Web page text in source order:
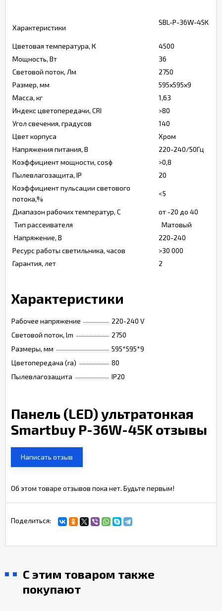
Характеристики
SBL-P-36W-45K
Цветовая температура, К
4500
Мощность, Вт
36
Световой поток, Лм
2750
Размер, мм
595х595х9
Масса, кг
1,63
Индекс цветопередачи, CRI
>80
Угол свечения, градусов
140
Цвет корпуса
Хром
Напряжения питания, В
220-240/50Гц
Коэффициент мощности, cosϕ
>0,8
Пылевлагозащита, IP
20
Коэффициент пульсации светового
потока,%
<5
Диапазон рабочих температур, С
от -20 до 40
Тип рассеивателя
Матовый
Напряжение, В
220-240
Ресурс работы светильника, часов
>30 000
Гарантия, лет
2
Характеристики
Рабочее напряжение
220-240 V
Световой поток, lm
2750
Размеры, мм
595*595*9
Цветопередача (ra)
80
Пылевлагозащита
IP20
Панель (LED) ультратонкая
Smartbuy P-36W-45K отзывы
Написать отзыв
Об этом товаре отзывов пока нет. Будьте первым!
Поделиться:
С этим товаром также
покупают